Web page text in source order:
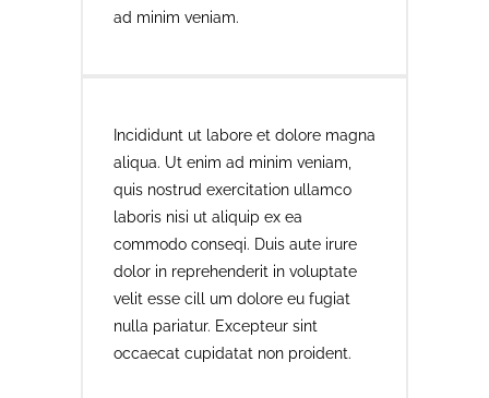
ad minim veniam.
Incididunt ut labore et dolore magna
aliqua. Ut enim ad minim veniam,
quis nostrud exercitation ullamco
laboris nisi ut aliquip ex ea
commodo conseqi. Duis aute irure
dolor in reprehenderit in voluptate
velit esse cill um dolore eu fugiat
nulla pariatur. Excepteur sint
occaecat cupidatat non proident.